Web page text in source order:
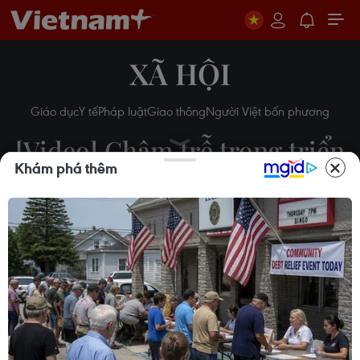
XÃ HỘI
Giáo dụcY tếPháp luậtGiao thôngNgười Việt bốn phương
[Video] Chậm trễ trong triển
khai thu phí tự động không
dừng
13/11/2019 02:20
Theo dõi VietnamPlus
Khám phá thêm